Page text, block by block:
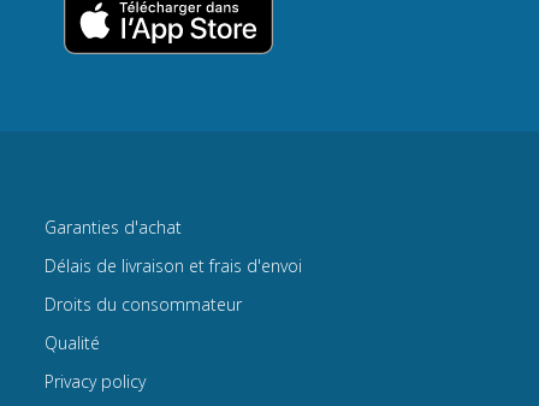
Garanties d'achat
Délais de livraison et frais d'envoi
Droits du consommateur
Qualité
Privacy policy